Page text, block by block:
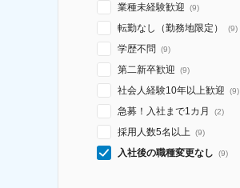
業種未経験歓迎 (9)
転勤なし（勤務地限定） (9)
学歴不問 (9)
第二新卒歓迎 (9)
社会人経験10年以上歓迎 (9)
急募！入社まで1カ月 (2)
採用人数5名以上 (9)
入社後の職種変更なし (9)